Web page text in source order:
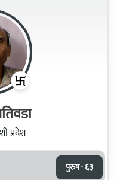
प्रदेश
पुरुष · ६३